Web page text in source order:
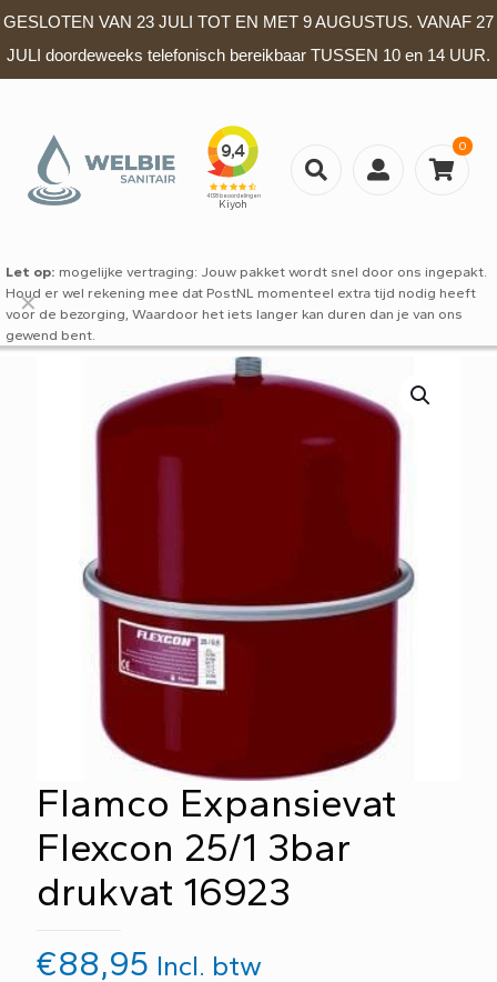
GESLOTEN VAN 23 JULI TOT EN MET 9 AUGUSTUS. VANAF 27
JULI doordeweeks telefonisch bereikbaar TUSSEN 10 en 14 UUR.
0
Let op: mogelijke vertraging: Jouw pakket wordt snel door ons ingepakt.
Houd er wel rekening mee dat PostNL momenteel extra tijd nodig heeft
voor de bezorging, Waardoor het iets langer kan duren dan je van ons
gewend bent.
✕
Flamco Expansievat
Flexcon 25/1 3bar
drukvat 16923
€88,95 Incl. btw